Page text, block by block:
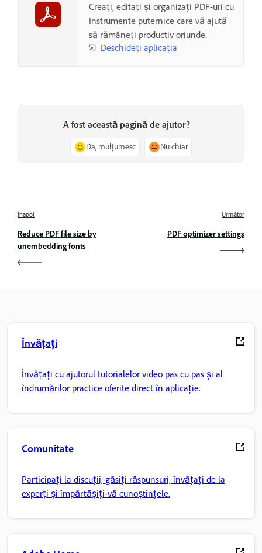
Creați, editați și organizați PDF-uri cu
Instrumente puternice care vă ajută
să rămâneți productiv oriunde.
Deschideți aplicația
A fost această pagină de ajutor?
Da, mulțumesc Nu chiar
Înapoi
Reduce PDF file size by
unembedding fonts
Următor
PDF optimizer settings
Învățați
Învățați cu ajutorul tutorialelor video pas cu pas și al
îndrumărilor practice oferite direct în aplicație.
Comunitate
Participați la discuții, găsiți răspunsuri, învățați de la
experți și împărtășiți-vă cunoștințele.